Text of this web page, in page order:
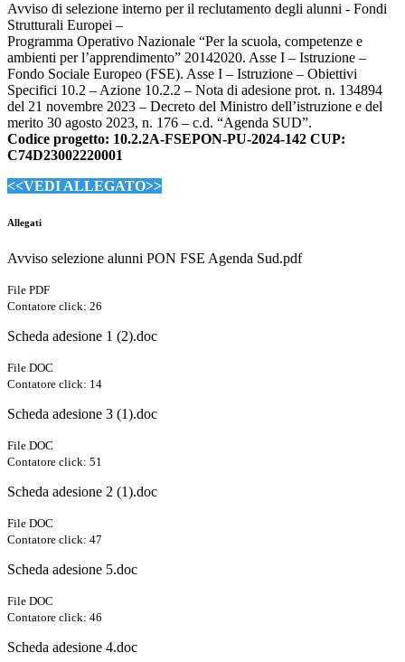
Avviso di selezione interno per il reclutamento degli alunni - Fondi
Strutturali Europei –
Programma Operativo Nazionale “Per la scuola, competenze e
ambienti per l’apprendimento” 20142020. Asse I – Istruzione –
Fondo Sociale Europeo (FSE). Asse I – Istruzione – Obiettivi
Specifici 10.2 – Azione 10.2.2 – Nota di adesione prot. n. 134894
del 21 novembre 2023 – Decreto del Ministro dell’istruzione e del
merito 30 agosto 2023, n. 176 – c.d. “Agenda SUD”.
Codice progetto: 10.2.2A-FSEPON-PU-2024-142 CUP:
C74D23002220001
<<VEDI ALLEGATO>>
Allegati
Avviso selezione alunni PON FSE Agenda Sud.pdf
File PDF
Contatore click: 26
Scheda adesione 1 (2).doc
File DOC
Contatore click: 14
Scheda adesione 3 (1).doc
File DOC
Contatore click: 51
Scheda adesione 2 (1).doc
File DOC
Contatore click: 47
Scheda adesione 5.doc
File DOC
Contatore click: 46
Scheda adesione 4.doc